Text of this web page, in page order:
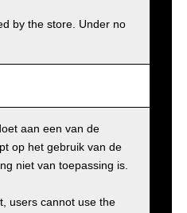
by the store. Under no
aan een van de
op het gebruik van de
niet van toepassing is.
users cannot use the